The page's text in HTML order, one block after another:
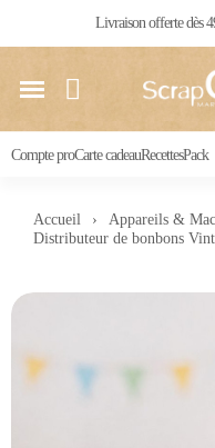
Livraison offerte dès
Compte proCarte cadeauRecettesPack
Accueil
Appareils &
Distributeur de bonbons